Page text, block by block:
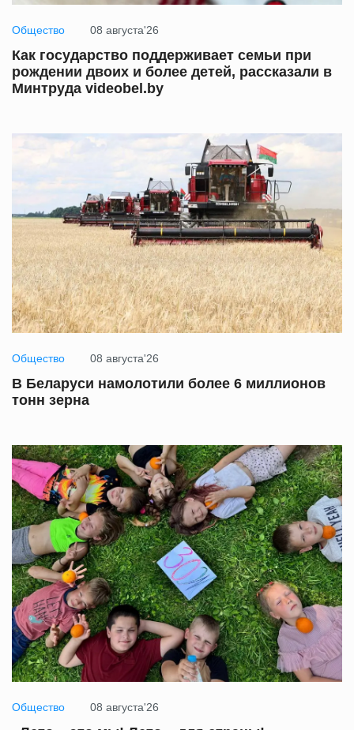
Общество 08 августа'26
Как государство поддерживает семьи при
рождении двоих и более детей, рассказали в
Минтруда videobel.by
Общество 08 августа'26
В Беларуси намолотили более 6 миллионов
тонн зерна
Общество 08 августа'26